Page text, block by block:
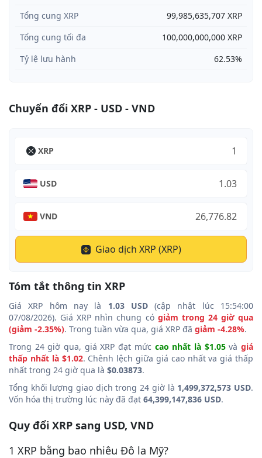
Tổng cung XRP
99,985,635,707 XRP
Tổng cung tối đa
100,000,000,000 XRP
Tỷ lệ lưu hành
62.53%
Chuyển đổi XRP - USD - VND
XRP
USD
VND
Giao dịch XRP (XRP)
Tóm tắt thông tin XRP
Giá XRP hôm nay là 1.03 USD(cập nhật lúc 15:54:00
07/08/2026). Giá XRP nhìn chung có giảm trong 24 giờ qua
(giảm -2.35%). Trong tuần vừa qua, giá XRP đã giảm -4.28%.
Trong 24 giờ qua, giá XRP đạt mức cao nhất là $1.05vàgiá
thấp nhất là $1.02. Chênh lệch giữa giá cao nhất va giá thấp
nhất trong 24 giờ qua là $0.03873.
Tổng khối lượng giao dịch trong 24 giờ là 1,499,372,573 USD.
Vốn hóa thị trường lúc này đã đạt 64,399,147,836 USD.
Quy đổi XRP sang USD, VND
1 XRP bằng bao nhiêu Đô la Mỹ?